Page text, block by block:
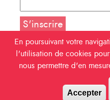
NOUS SUIVRE
En poursuivant votre
l'utilisation de cookies
nous permettre d'en
Accepter